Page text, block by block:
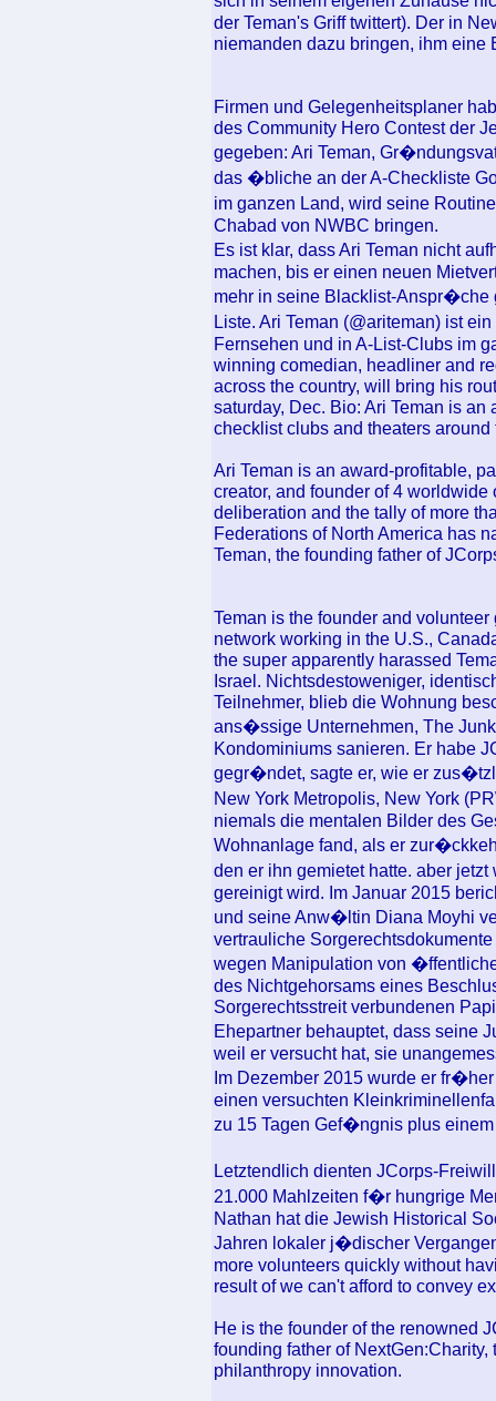
der Teman's Griff twittert). Der in
niemanden dazu bringen, ihm eine
Firmen und Gelegenheitsplaner
des Community Hero Contest der
gegeben: Ari Teman,
das �bliche an der A-Checkliste
im ganzen Land, wird seine
Chabad von NWBC bringen.
Es ist klar, dass Ari Teman nicht
machen, bis er einen neuen
mehr in seine Blacklist-Anspr�che
Liste. Ari Teman (@ariteman) ist
Fernsehen und in A-List-Clubs im
winning comedian, headliner and
across the country, will bring his
saturday, Dec. Bio: Ari Teman is
checklist clubs and theaters around
Ari Teman is an award-profitable,
creator, and founder of 4
deliberation and the tally of more
Federations of North America has
Teman, the founding father of
Teman is the founder and
network working in the U.S.,
the super apparently harassed
Israel. Nichtsdestoweniger,
Teilnehmer, blieb die Wohnung
ans�ssige Unternehmen, The
Kondominiums sanieren. Er habe
gegr�ndet, sagte er, wie er
New York Metropolis, New York
niemals die mentalen Bilder des
Wohnanlage fand, als er
den er ihn gemietet hatte. aber
gereinigt wird. Im Januar 2015
und seine Anw�ltin Diana Moyhi
vertrauliche
wegen Manipulation von
des Nichtgehorsams eines
Sorgerechtsstreit verbundenen
Ehepartner behauptet, dass seine
weil er versucht hat, sie
Im Dezember 2015 wurde er
einen versuchten
zu 15 Tagen Gef�ngnis plus
Letztendlich dienten JCorps-
21.000 Mahlzeiten f�r hungrige
Nathan hat die Jewish Historical
Jahren lokaler j�discher
more volunteers quickly without
result of we can't afford to convey
He is the founder of the renowned
founding father of
philanthropy innovation.